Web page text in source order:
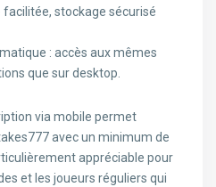
facilitée, stockage sécurisé
: accès aux mêmes
que sur desktop.
via mobile permet
avec un minimum de
appréciable pour
et les joueurs réguliers qui